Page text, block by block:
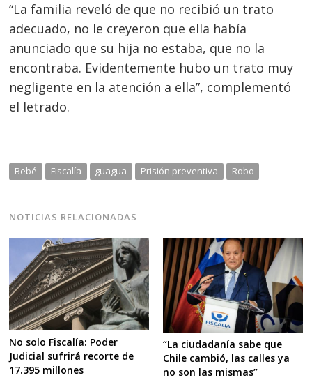
“La familia reveló de que no recibió un trato
adecuado, no le creyeron que ella había
anunciado que su hija no estaba, que no la
encontraba. Evidentemente hubo un trato muy
negligente en la atención a ella”, complementó
el letrado.
Bebé Fiscalía guagua Prisión preventiva Robo
NOTICIAS RELACIONADAS
No solo Fiscalía: Poder
Judicial sufrirá recorte de
17.395 millones
“La ciudadanía sabe que
Chile cambió, las calles ya
no son las mismas”